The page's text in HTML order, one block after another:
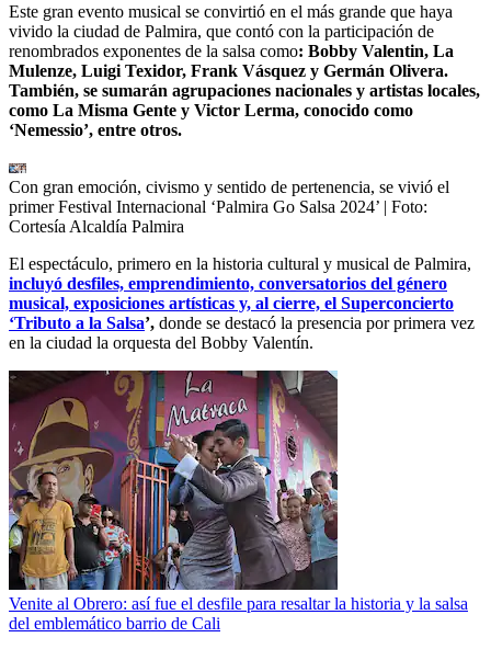
Este gran evento musical se convirtió en el más grande que haya
vivido la ciudad de Palmira, que contó con la participación de
renombrados exponentes de la salsa como: Bobby Valentin, La
Mulenze, Luigi Texidor, Frank Vásquez y Germán Olivera.
También, se sumarán agrupaciones nacionales y artistas locales,
como La Misma Gente y Victor Lerma, conocido como
‘Nemessio’, entre otros.
Con gran emoción, civismo y sentido de pertenencia, se vivió el
primer Festival Internacional ‘Palmira Go Salsa 2024’ | Foto:
Cortesía Alcaldía Palmira
El espectáculo, primero en la historia cultural y musical de Palmira,
incluyó desfiles, emprendimiento, conversatorios del género
musical, exposiciones artísticas y, al cierre, el Superconcierto
‘Tributo a la Salsa’, donde se destacó la presencia por primera vez
en la ciudad la orquesta del Bobby Valentín.
Venite al Obrero: así fue el desfile para resaltar la historia y la salsa
del emblemático barrio de Cali